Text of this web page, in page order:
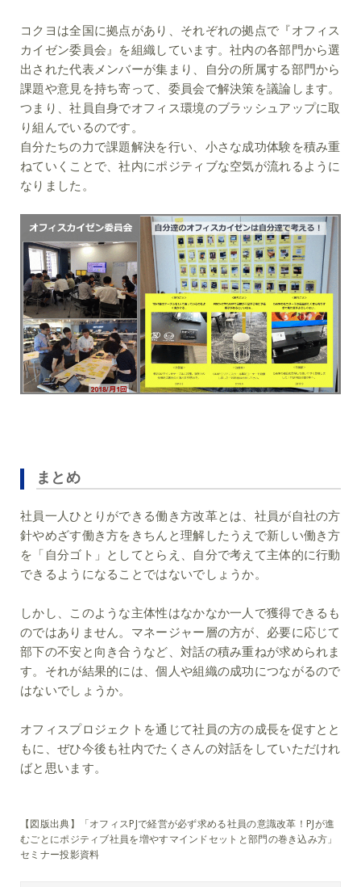
コクヨは全国に拠点があり、それぞれの拠点で『オフィス
カイゼン委員会』を組織しています。社内の各部門から選
出された代表メンバーが集まり、自分の所属する部門から
課題や意見を持ち寄って、委員会で解決策を議論します。
つまり、社員自身でオフィス環境のブラッシュアップに取
り組んでいるのです。
自分たちの力で課題解決を行い、小さな成功体験を積み重
ねていくことで、社内にポジティブな空気が流れるように
なりました。
まとめ
社員一人ひとりができる働き方改革とは、社員が自社の方
針やめざす働き方をきちんと理解したうえで新しい働き方
を「自分ゴト」としてとらえ、自分で考えて主体的に行動
できるようになることではないでしょうか。
しかし、このような主体性はなかなか一人で獲得できるも
のではありません。マネージャー層の方が、必要に応じて
部下の不安と向き合うなど、対話の積み重ねが求められま
す。それが結果的には、個人や組織の成功につながるので
はないでしょうか。
オフィスプロジェクトを通じて社員の方の成長を促すとと
もに、ぜひ今後も社内でたくさんの対話をしていただけれ
ばと思います。
【図版出典】「オフィスPJで経営が必ず求める社員の意識改革！PJが進
むごとにポジティブ社員を増やすマインドセットと部門の巻き込み方」
セミナー投影資料